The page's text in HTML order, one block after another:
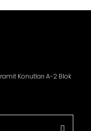
Konutları A-2 Blok